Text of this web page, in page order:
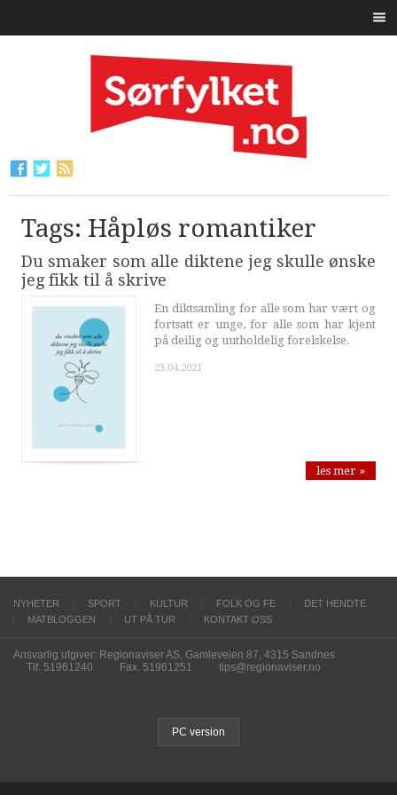
Tags: Håpløs romantiker
Du smaker som alle diktene jeg skulle ønske
jeg fikk til å skrive
En diktsamling for alle som har vært og
fortsatt er unge, for alle som har kjent
på deilig og uutholdelig forelskelse.
23.04.2021
les mer »
NYHETER SPORT KULTUR FOLK OG FE
DET HENDTE
MATBLOGGEN
UT PÅ TUR KONTAKT OSS
Ansvarlig utgiver: Regionaviser AS, Gamleveien 87, 4315 Sandnes
Tlf. 51961240
Fax. 51961251 tips@regionaviser.no
PC version